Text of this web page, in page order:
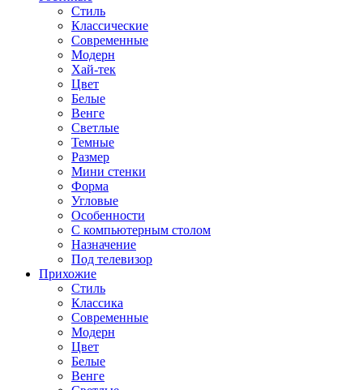
Стиль
Классические
Современные
Модерн
Хай-тек
Цвет
Белые
Венге
Светлые
Темные
Размер
Мини стенки
Форма
Угловые
Особенности
С компьютерным столом
Назначение
Под телевизор
Прихожие
Стиль
Классика
Современные
Модерн
Цвет
Белые
Венге